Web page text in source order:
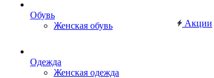
Обувь
Женская обувь
Одежда
Женская одежда
Акции